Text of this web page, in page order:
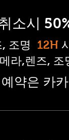
소시
조명 12H
라,렌즈, 조
약은 카